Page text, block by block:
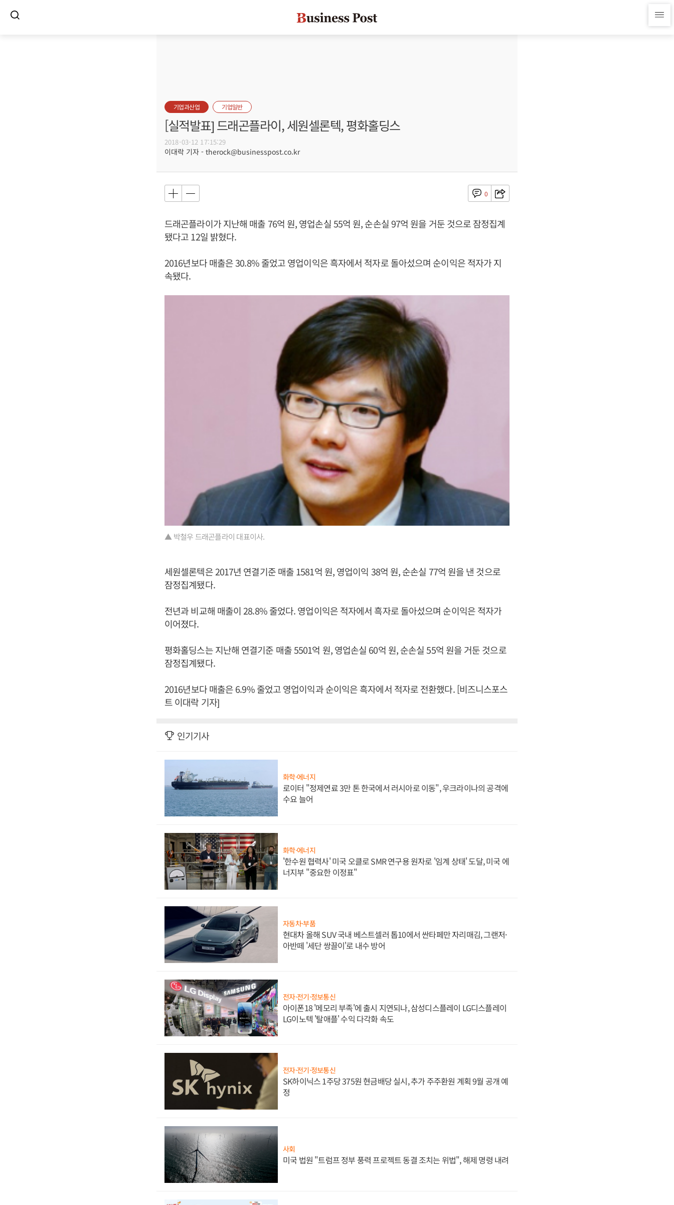
기업과산업 기업일반
[실적발표] 드래곤플라이, 세원셀론텍, 평화홀딩스
2018-03-12 17:15:29
이대락 기자 - therock@businesspost.co.kr
0
드래곤플라이가 지난해 매출 76억 원, 영업손실 55억 원, 순손실 97억 원을 거둔 것으로 잠정집계
됐다고 12일 밝혔다.
2016년보다 매출은 30.8% 줄었고 영업이익은 흑자에서 적자로 돌아섰으며 순이익은 적자가 지
속됐다.
▲ 박철우 드래곤플라이 대표이사.
세원셀론텍은 2017년 연결기준 매출 1581억 원, 영업이익 38억 원, 순손실 77억 원을 낸 것으로
잠정집계됐다.
전년과 비교해 매출이 28.8% 줄었다. 영업이익은 적자에서 흑자로 돌아섰으며 순이익은 적자가
이어졌다.
평화홀딩스는 지난해 연결기준 매출 5501억 원, 영업손실 60억 원, 순손실 55억 원을 거둔 것으로
잠정집계됐다.
2016년보다 매출은 6.9% 줄었고 영업이익과 순이익은 흑자에서 적자로 전환했다. [비즈니스포스
트 이대락 기자]
인기기사
화학·에너지
로이터 "정제연료 3만 톤 한국에서 러시아로 이동", 우크라이나의 공격에
수요 늘어
화학·에너지
'한수원 협력사' 미국 오클로 SMR 연구용 원자로 '임계 상태' 도달, 미국 에
너지부 "중요한 이정표"
자동차·부품
현대차 올해 SUV 국내 베스트셀러 톱10에서 싼타페만 자리매김, 그랜저·
아반떼 '세단 쌍끌이'로 내수 방어
전자·전기·정보통신
아이폰18 '메모리 부족'에 출시 지연되나, 삼성디스플레이 LG디스플레이
LG이노텍 '탈애플' 수익 다각화 속도
전자·전기·정보통신
SK하이닉스 1주당 375원 현금배당 실시, 추가 주주환원 계획 9월 공개 예
정
사회
미국 법원 "트럼프 정부 풍력 프로젝트 동결 조치는 위법", 해제 명령 내려